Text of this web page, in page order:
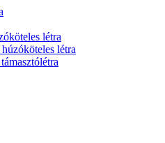
létra
létra